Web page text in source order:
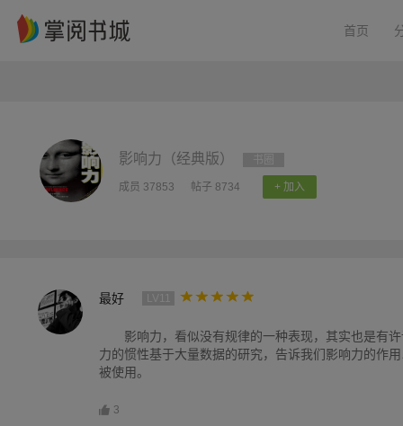
首页
影响力（经典版）
成员 37853 帖子 8734 + 加入
最好
影响力，看似没有规律的一种表现，其实也是有
力的惯性基于大量数据的研究，告诉我们影响力的作
被使用。
3